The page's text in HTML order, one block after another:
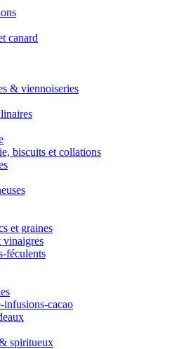
canard
& viennoiseries
biscuits et collations
et graines
vinaigres
féculents
infusions-cacao
spiritueux